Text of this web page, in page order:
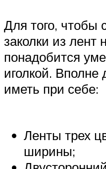
Для того, чтобы
заколки из лент
понадобится
иголкой. Вполне
иметь при себе:
Ленты трех
ширины;